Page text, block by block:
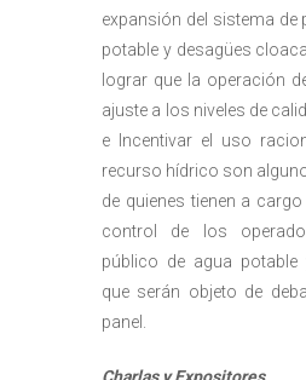
expansión del sistema de
potable y desagües
lograr que la operación
ajuste a los niveles de
e Incentivar el uso
recurso hídrico son
de quienes tienen a
control de los
público de agua
que serán objeto de
panel.